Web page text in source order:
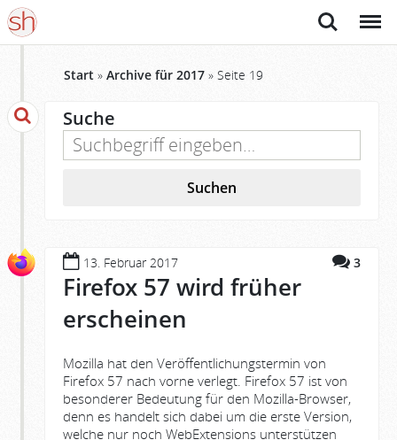
Suche Menü
Start » Archive für 2017 » Seite 19
Suche
Suchen
13. Februar 2017 3
Firefox 57 wird früher
erscheinen
Mozilla hat den Veröffentlichungstermin von
Firefox 57 nach vorne verlegt. Firefox 57 ist von
besonderer Bedeutung für den Mozilla-Browser,
denn es handelt sich dabei um die erste Version,
welche nur noch WebExtensions unterstützen